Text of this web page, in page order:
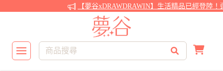
【夢谷xDRAWDRAWIN】生活精品已經登陸！